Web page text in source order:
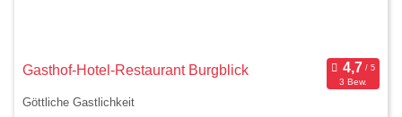
Gasthof-Hotel-Restaurant Burgblick
3 Bew.
Göttliche Gastlichkeit